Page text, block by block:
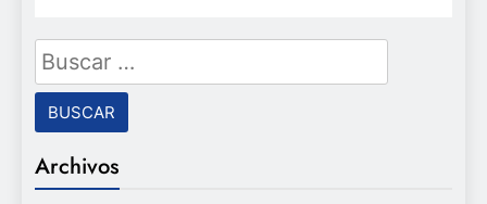
Buscar:
Archivos